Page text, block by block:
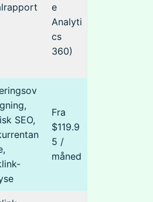
e
Analyti
cs
360)
SEO,
Fra
$119.9
5 /
måned